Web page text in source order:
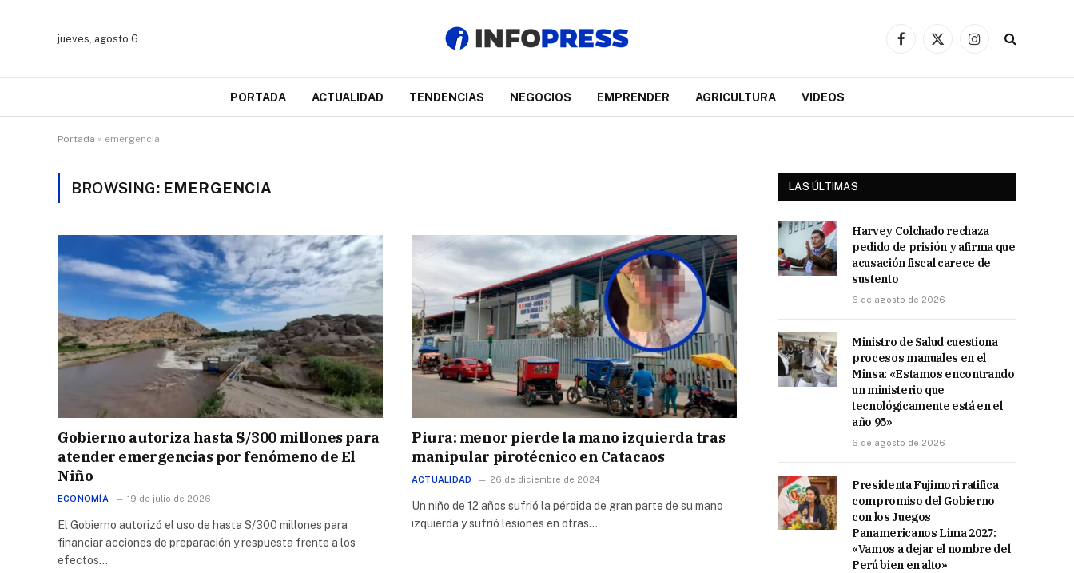
jueves, agosto 6
Facebook
X
Instagram
PORTADA ACTUALIDAD TENDENCIAS NEGOCIOS EMPRENDER AGRICULTURA VIDEOS
Portada » emergencia
BROWSING: EMERGENCIA
Gobierno autoriza hasta S/300 millones para
atender emergencias por fenómeno de El
Niño
ECONOMÍA 19 de julio de 2026
El Gobierno autorizó el uso de hasta S/300 millones para
financiar acciones de preparación y respuesta frente a los
efectos…
Piura: menor pierde la mano izquierda tras
manipular pirotécnico en Catacaos
ACTUALIDAD 26 de diciembre de 2024
Un niño de 12 años sufrió la pérdida de gran parte de su mano
izquierda y sufrió lesiones en otras…
LAS ÚLTIMAS
Harvey Colchado rechaza
pedido de prisión y afirma que
acusación fiscal carece de
sustento
6 de agosto de 2026
Ministro de Salud cuestiona
procesos manuales en el
Minsa: «Estamos encontrando
un ministerio que
tecnológicamente está en el
año 95»
6 de agosto de 2026
Presidenta Fujimori ratifica
compromiso del Gobierno
con los Juegos
Panamericanos Lima 2027:
«Vamos a dejar el nombre del
Perú bien en alto»